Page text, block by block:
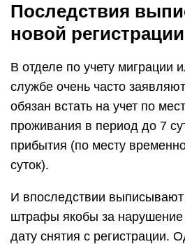
Последствия
новой регистрации
В отделе по учету миграции
службе очень часто
обязан встать на учет по
проживания в период до 7
прибытия (по месту
суток).
И впоследствии
штрафы якобы за нарушение
дату снятия с регистрации.